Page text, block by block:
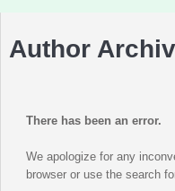
Author
There has been an error.
We apologize for any
browser or use the search